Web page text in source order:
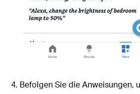
4. Befolgen Sie die Anweisungen,